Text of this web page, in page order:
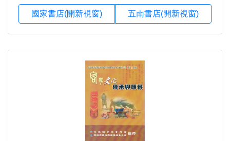
國家書店(開新視窗) 五南書店(開新視窗)